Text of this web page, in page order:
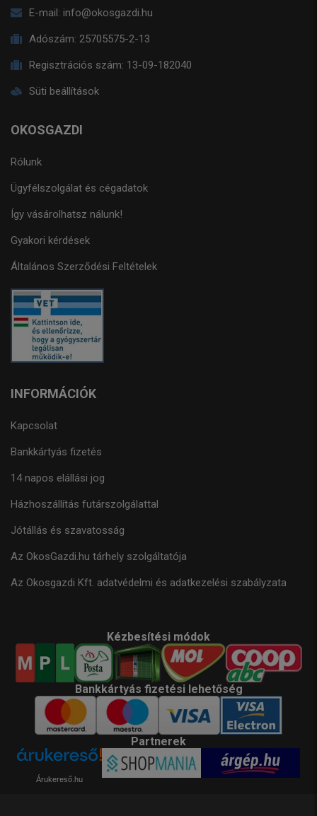
E-mail: info@okosgazdi.hu
Adószám: 25705575-2-13
Regisztrációs szám: 13-09-182040
Süti beállítások
OKOSGAZDI
Rólunk
Ügyfélszolgálat és cégadatok
Így vásárolhatsz nálunk!
Gyakori kérdések
Általános Szerződési Feltételek
INFORMÁCIÓK
Kapcsolat
Bankkártyás fizetés
14 napos elállási jog
Házhoszállítás futárszolgálattal
Jótállás és szavatosság
Az OkosGazdi.hu tárhely szolgáltatója
Az Okosgazdi Kft. adatvédelmi és adatkezelési szabályzata
Kézbesítési módok
Bankkártyás fizetési lehetőség
Partnerek
Árukereső.hu